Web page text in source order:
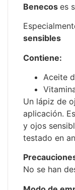
Benecos es
sensibles
Contiene:
Aceite
Un lápiz de
aplicación.
y ojos
testado en
No se han